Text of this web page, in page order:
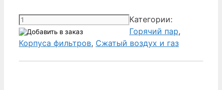
Количество
товара
Donaldson
Категории:
Горячий пар,
Корпуса фильтров, Сжатый воздух и газ